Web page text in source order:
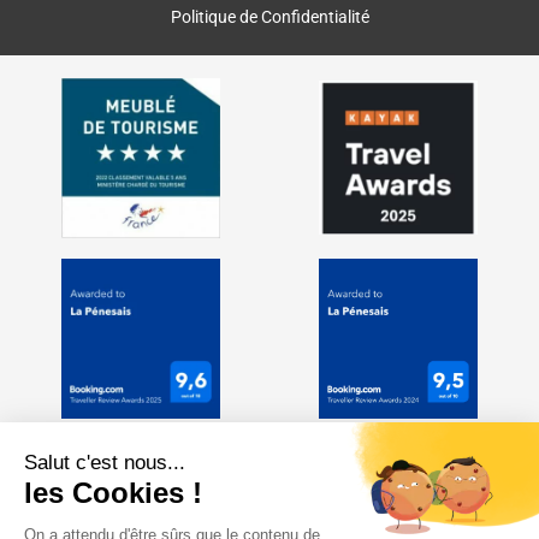
Politique de Confidentialité
Salut c'est nous...
les Cookies !
On a attendu d'être sûrs que le contenu de